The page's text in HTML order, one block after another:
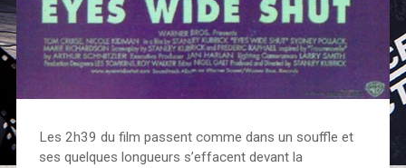
Les 2h39 du film passent comme dans un souffle et
ses quelques longueurs s’effacent devant la